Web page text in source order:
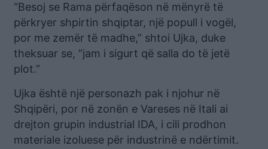
“Besoj se Rama përfaqëson në mënyrë të
përkryer shpirtin shqiptar, një popull i vogël,
por me zemër të madhe,” shtoi Ujka, duke
theksuar se, “jam i sigurt që salla do të jetë
plot.”
Ujka është një personazh pak i njohur në
Shqipëri, por në zonën e Vareses në Itali ai
drejton grupin industrial IDA, i cili prodhon
materiale izoluese për industrinë e ndërtimit.